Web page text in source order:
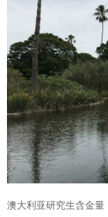
澳大利亚研究生含金量